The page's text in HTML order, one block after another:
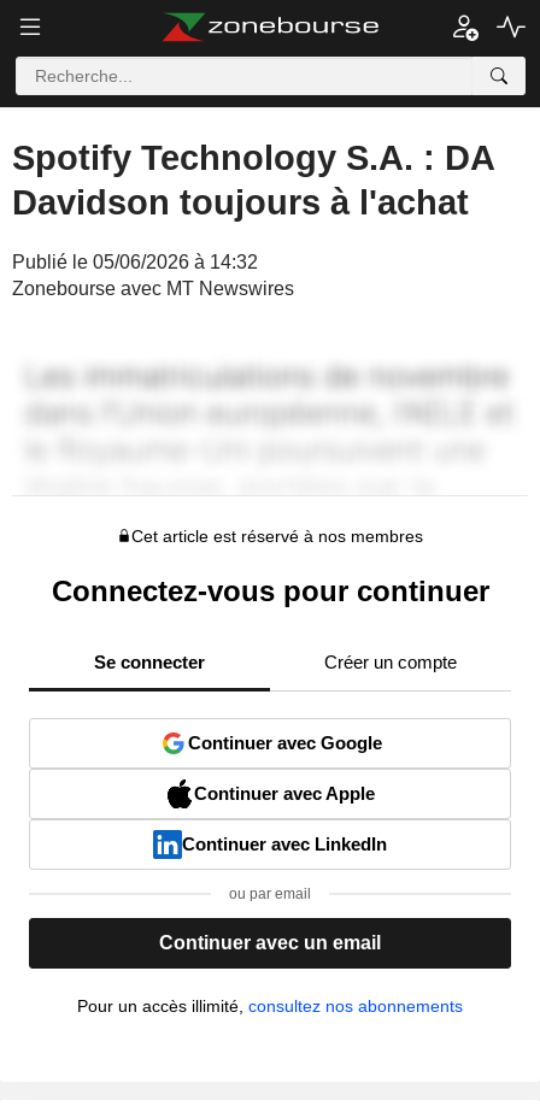
Spotify Technology S.A. : DA
Davidson toujours à l'achat
Publié le 05/06/2026 à 14:32
Zonebourse avec MT Newswires
Cet article est réservé à nos membres
Connectez-vous pour continuer
Se connecter Créer un compte
Continuer avec Google
Continuer avec Apple
Continuer avec LinkedIn
ou par email
Continuer avec un email
Pour un accès illimité, consultez nos abonnements